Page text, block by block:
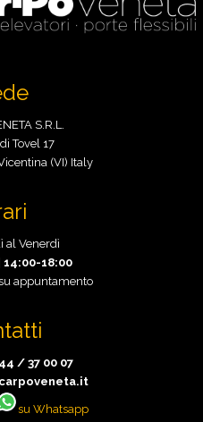
S.R.L.
Tovel 17
(VI) Italy
al Venerdì
14:00-18:00
appuntamento
/ 37 00 07
su Whatsapp